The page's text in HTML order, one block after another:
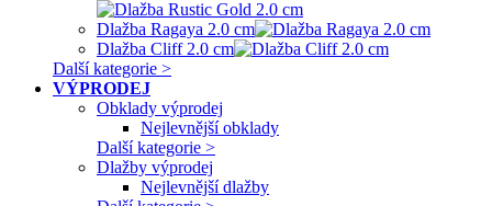
Dlažba Ragaya 2.0 cm
Dlažba Cliff 2.0 cm
Další kategorie >
VÝPRODEJ
Obklady výprodej
Nejlevnější obklady
Další kategorie >
Dlažby výprodej
Nejlevnější dlažby